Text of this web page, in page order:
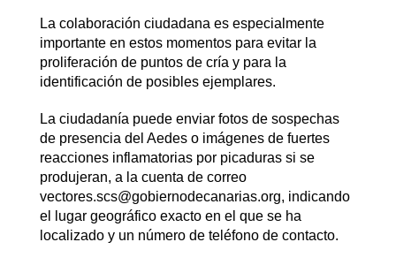
La colaboración ciudadana es especialmente
importante en estos momentos para evitar la
proliferación de puntos de cría y para la
identificación de posibles ejemplares.
La ciudadanía puede enviar fotos de sospechas
de presencia del Aedes o imágenes de fuertes
reacciones inflamatorias por picaduras si se
produjeran, a la cuenta de correo
vectores.scs@gobiernodecanarias.org, indicando
el lugar geográfico exacto en el que se ha
localizado y un número de teléfono de contacto.